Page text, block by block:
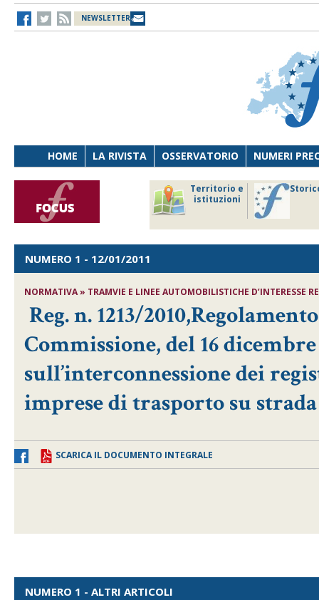
NEWSLETTER
HOME LA RIVISTA OSSERVATORIO NUMERI
Territorio e
istituzioni
NUMERO 1 - 12/01/2011
NORMATIVA » TRAMVIE E LINEE AUTOMOBILISTICHE D’INTERESSE
Reg. n. 1213/
Commissione, del 16
sull’interconnessione dei
imprese di trasporto su strada
SCARICA IL DOCUMENTO INTEGRALE
NUMERO 1 - ALTRI ARTICOLI